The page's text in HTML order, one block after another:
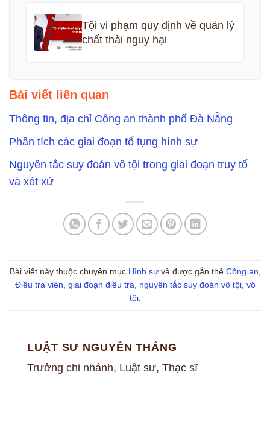
Tội vi phạm quy định về quản lý
chất thải nguy hại
Bài viết liên quan
Thông tin, địa chỉ Công an thành phố Đà Nẵng
Phân tích các giai đoạn tố tụng hình sự
Nguyên tắc suy đoán vô tội trong giai đoạn truy tố
và xét xử
Bài viết này thuộc chuyên mục Hình sựvà được gắn thẻ Công an,
Điều tra viên, giai đoạn điều tra, nguyên tắc suy đoán vô tội, vô
tội.
LUẬT SƯ NGUYỄN THẮNG
Trưởng chi nhánh, Luật sư, Thạc sĩ